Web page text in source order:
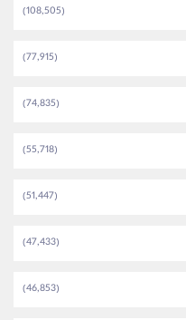
(108,505)
(77,915)
(74,835)
(55,718)
(51,447)
(47,433)
(46,853)